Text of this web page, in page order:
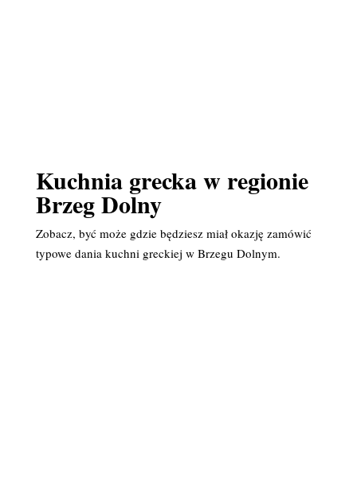
Kuchnia grecka w regionie
Brzeg Dolny
Zobacz, być może gdzie będziesz miał okazję zamówić
typowe dania kuchni greckiej w Brzegu Dolnym.